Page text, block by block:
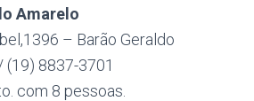
Amarelo
– Barão Geraldo
(19) 8837-3701
com 8 pessoas.